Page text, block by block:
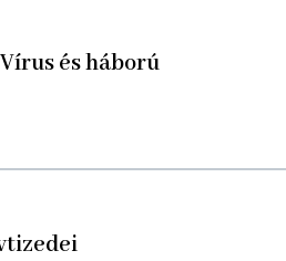
és háború